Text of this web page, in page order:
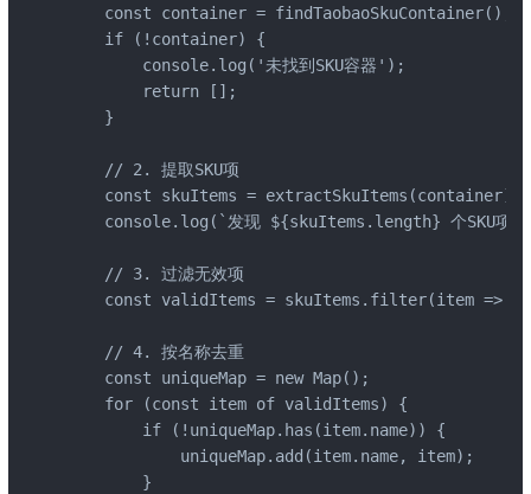
    const container = findTaobaoSkuContainer();
    if (!container) {
        console.log('未找到SKU容器');
        return [];
    }
    // 2. 提取SKU项
    const skuItems = extractSkuItems(container);
console.log(`发现 ${skuItems.length} 个SKU项
    // 3. 过滤无效项
const validItems = skuItems.filter(item =>
    // 4. 按名称去重
    const uniqueMap = new Map();
    for (const item of validItems) {
        if (!uniqueMap.has(item.name)) {
            uniqueMap.add(item.name, item);
        }